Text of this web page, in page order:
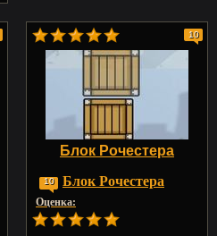
10
Блок Рочестера
10 Блок Рочестера
Оценка: